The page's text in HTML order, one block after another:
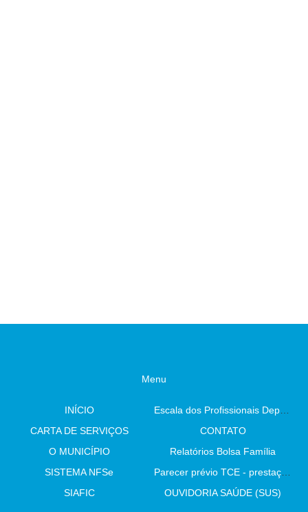
Menu
INÍCIO
Escala dos Profissionais Departamento De Saúde
CARTA DE SERVIÇOS
CONTATO
O MUNICÍPIO
Relatórios Bolsa Família
SISTEMA NFSe
Parecer prévio TCE - prestação de contas
SIAFIC
OUVIDORIA SAÚDE (SUS)